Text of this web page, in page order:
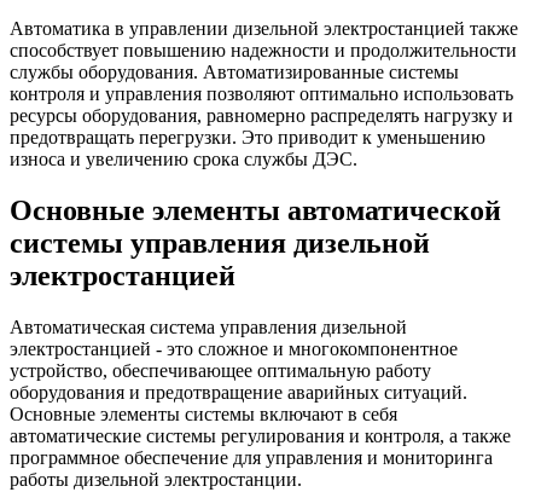
Автоматика в управлении дизельной электростанцией также
способствует повышению надежности и продолжительности
службы оборудования. Автоматизированные системы
контроля и управления позволяют оптимально использовать
ресурсы оборудования, равномерно распределять нагрузку и
предотвращать перегрузки. Это приводит к уменьшению
износа и увеличению срока службы ДЭС.
Основные элементы автоматической
системы управления дизельной
электростанцией
Автоматическая система управления дизельной
электростанцией - это сложное и многокомпонентное
устройство, обеспечивающее оптимальную работу
оборудования и предотвращение аварийных ситуаций.
Основные элементы системы включают в себя
автоматические системы регулирования и контроля, а также
программное обеспечение для управления и мониторинга
работы дизельной электростанции.